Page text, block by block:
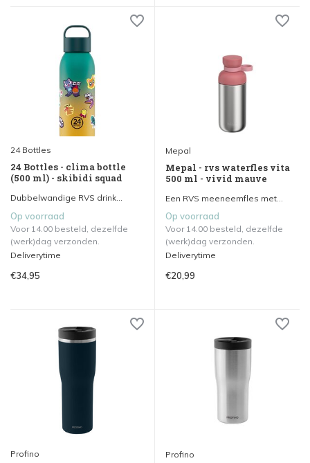
24 Bottles
24 Bottles - clima bottle
(500 ml) - skibidi squad
Dubbelwandige RVS drink...
Op voorraad
Voor 14.00 besteld, dezelfde
(werk)dag verzonden.
Deliverytime
€34,95
Mepal
Mepal - rvs waterfles vita
500 ml - vivid mauve
Een RVS meeneemfles met...
Op voorraad
Voor 14.00 besteld, dezelfde
(werk)dag verzonden.
Deliverytime
€20,99
Profino Profino